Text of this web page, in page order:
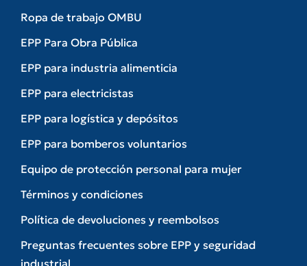
Ropa de trabajo OMBU
EPP Para Obra Pública
EPP para industria alimenticia
EPP para electricistas
EPP para logística y depósitos
EPP para bomberos voluntarios
Equipo de protección personal para mujer
Términos y condiciones
Política de devoluciones y reembolsos
Preguntas frecuentes sobre EPP y seguridad